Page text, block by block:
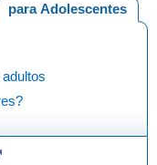
para Adolescentes